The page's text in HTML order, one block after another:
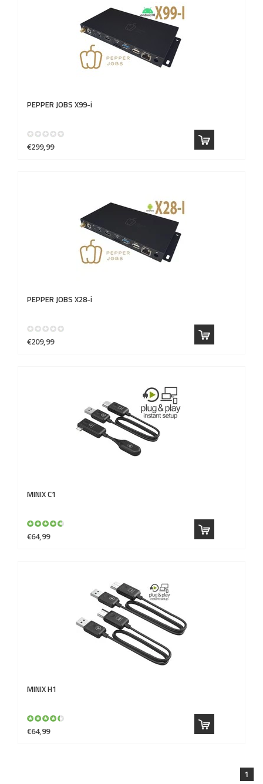
PEPPER JOBS X99-i
€299,99
PEPPER JOBS X28-i
€209,99
MINIXC1
€64,99
MINIXH1
€64,99
1